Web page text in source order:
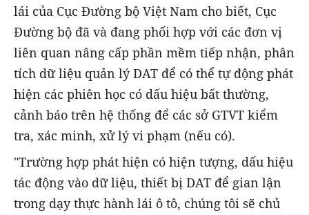
lái của Cục Đường bộ Việt Nam cho biết, Cục
Đường bộ đã và đang phối hợp với các đơn vị
liên quan nâng cấp phần mềm tiếp nhận, phân
tích dữ liệu quản lý DAT để có thể tự động phát
hiện các phiên học có dấu hiệu bất thường,
cảnh báo trên hệ thống để các sở GTVT kiểm
tra, xác minh, xử lý vi phạm (nếu có).
"Trường hợp phát hiện có hiện tượng, dấu hiệu
tác động vào dữ liệu, thiết bị DAT để gian lận
trong dạy thực hành lái ô tô, chúng tôi sẽ chủ